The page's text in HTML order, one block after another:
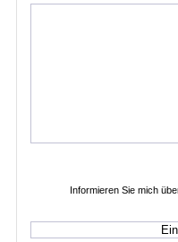
Informieren Sie mich